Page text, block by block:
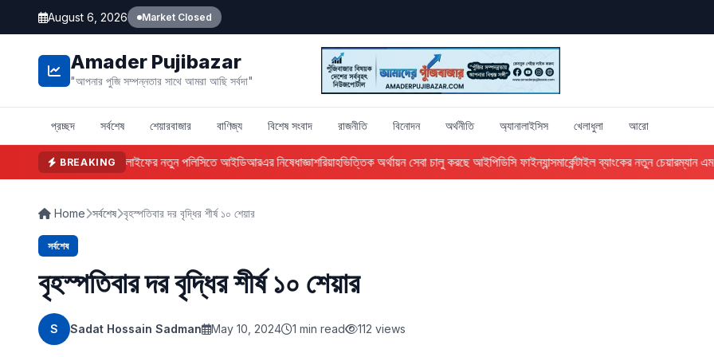
August 6, 2026 Market Closed
Amader Pujibazar
"আপনার পুজি সম্পন্নতার সাথে আমরা আছি সর্বদা"
প্রচ্ছদ সর্বশেষ শেয়ারবাজার বাণিজ্য বিশেষ সংবাদ রাজনীতি বিনোদন অর্থনীতি অ্যানালাইসিস খেলাধুলা আরো
BREAKING
ফারইস্ট ইসলামী লাইফের নতুন পলিসিতে আইডিআরএর নিষেধাজ্ঞাশরিয়াহভিত্তিক অর্থায়ন সেবা চালু করছে আইপিডিসি ফাইন্যান্সমার্কেন্টাইল ব্যাংকের নতুন চেয়ারম্যান এম এ
Home সর্বশেষ বৃহস্পতিবার দর বৃদ্ধির শীর্ষ ১০ শেয়ার
সর্বশেষ
বৃহস্পতিবার দর বৃদ্ধির শীর্ষ ১০ শেয়ার
S Sadat Hossain Sadman May 10, 2024 1 min read 112 views